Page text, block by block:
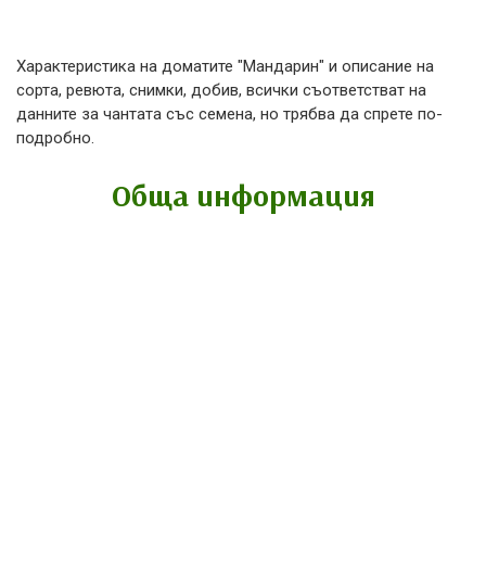
Характеристика на доматите "Мандарин" и описание на
сорта, ревюта, снимки, добив, всички съответстват на
данните за чантата със семена, но трябва да спрете по-
подробно.
Обща информация